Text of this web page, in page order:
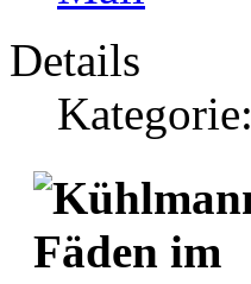
Details
Kategorie: